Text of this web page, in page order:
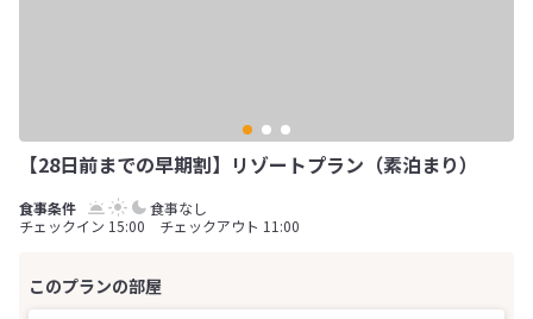
【28日前までの早期割】リゾートプラン（素泊まり）
食事なし
チェックイン 15:00 チェックアウト 11:00